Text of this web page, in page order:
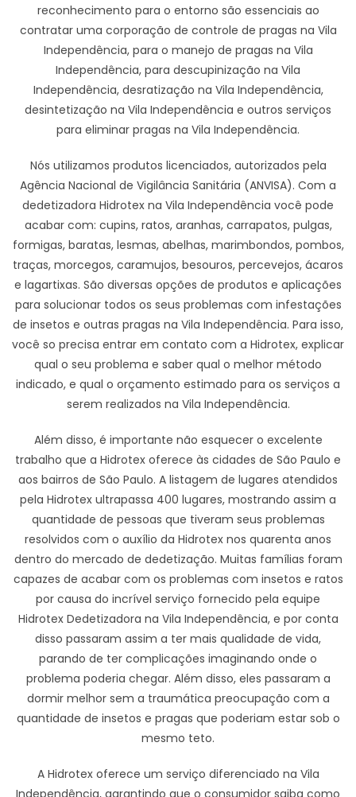
reconhecimento para o entorno são essenciais ao
contratar uma corporação de controle de pragas na Vila
Independência, para o manejo de pragas na Vila
Independência, para descupinização na Vila
Independência, desratização na Vila Independência,
desintetização na Vila Independência e outros serviços
para eliminar pragas na Vila Independência.
Nós utilizamos produtos licenciados, autorizados pela
Agência Nacional de Vigilância Sanitária (ANVISA). Com a
dedetizadora Hidrotex na Vila Independência você pode
acabar com: cupins, ratos, aranhas, carrapatos, pulgas,
formigas, baratas, lesmas, abelhas, marimbondos, pombos,
traças, morcegos, caramujos, besouros, percevejos, ácaros
e lagartixas. São diversas opções de produtos e aplicações
para solucionar todos os seus problemas com infestações
de insetos e outras pragas na Vila Independência. Para isso,
você so precisa entrar em contato com a Hidrotex, explicar
qual o seu problema e saber qual o melhor método
indicado, e qual o orçamento estimado para os serviços a
serem realizados na Vila Independência.
Além disso, é importante não esquecer o excelente
trabalho que a Hidrotex oferece às cidades de São Paulo e
aos bairros de São Paulo. A listagem de lugares atendidos
pela Hidrotex ultrapassa 400 lugares, mostrando assim a
quantidade de pessoas que tiveram seus problemas
resolvidos com o auxílio da Hidrotex nos quarenta anos
dentro do mercado de dedetização. Muitas famílias foram
capazes de acabar com os problemas com insetos e ratos
por causa do incrível serviço fornecido pela equipe
Hidrotex Dedetizadora na Vila Independência, e por conta
disso passaram assim a ter mais qualidade de vida,
parando de ter complicações imaginando onde o
problema poderia chegar. Além disso, eles passaram a
dormir melhor sem a traumática preocupação com a
quantidade de insetos e pragas que poderiam estar sob o
mesmo teto.
A Hidrotex oferece um serviço diferenciado na Vila